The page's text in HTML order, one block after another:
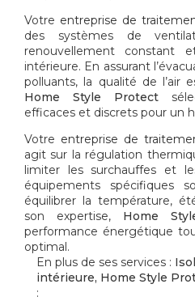
Votre entreprise de
des systèmes de
renouvellement constant
intérieure. En assurant
polluants, la qualité de l’air
Home Style Protect
efficaces et discrets pour un
Votre entreprise de
agit sur la régulation
limiter les surchauffes et
équipements spécifiques
équilibrer la température,
son expertise, Home
performance énergétique
optimal.
En plus de ses services :
intérieure, Home Style
: